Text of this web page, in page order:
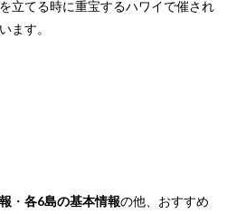
立てる時に重宝するハワイで催され
ます。
・ 各6島の基本情報の他、おすすめ